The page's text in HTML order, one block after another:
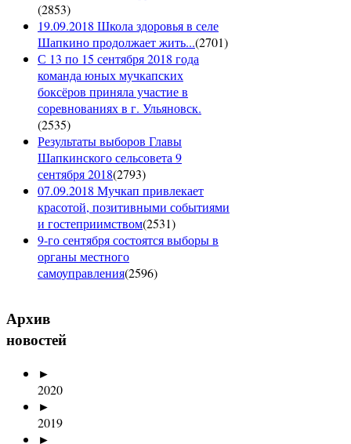
(2853)
19.09.2018 Школа здоровья в селе
Шапкино продолжает жить...(2701)
С 13 по 15 сентября 2018 года
команда юных мучкапских
боксёров приняла участие в
соревнованиях в г. Ульяновск.
(2535)
Результаты выборов Главы
Шапкинского сельсовета 9
сентября 2018(2793)
07.09.2018 Мучкап привлекает
красотой, позитивными событиями
и гостеприимством(2531)
9-го сентября состоятся выборы в
органы местного
самоуправления(2596)
Архив
новостей
►
2020
►
2019
►